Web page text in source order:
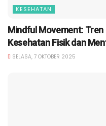
KESEHATAN
Mindful Movement:
Kesehatan Fisik dan
SELASA, 7 OKTOBER 2025